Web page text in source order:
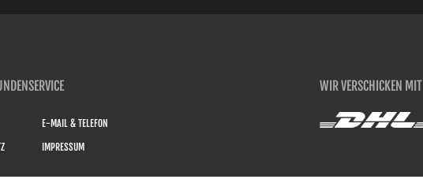
E-MAIL & TELEFON
IMPRESSUM
WIR VERSCHICKEN MIT